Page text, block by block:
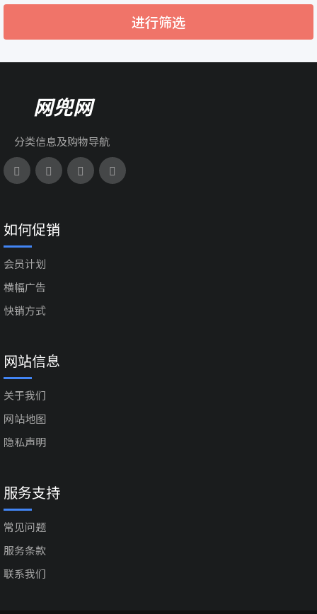
进行筛选
网兜网
分类信息及购物导航
如何促销
会员计划
横幅广告
快销方式
网站信息
关于我们
网站地图
隐私声明
服务支持
常见问题
服务条款
联系我们